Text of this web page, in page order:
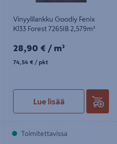
Vinyylilankku Goodiy Fenix
Kl33 Forest 7265IB 2,579m²
28,90€/m²
28,90 € / m²
74,54€/pkt
74,54 € / pkt
Lue lisää
Toimitettavissa